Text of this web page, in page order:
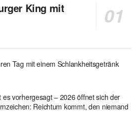
King mit
Tag mit einem Schlankheitsgetränk
es vorhergesagt – 2026 öffnet sich der
Reichtum kommt, den niemand